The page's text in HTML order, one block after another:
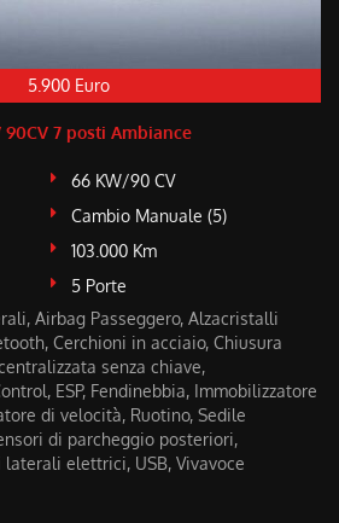
5.900 Euro
90CV 7 posti Ambiance
66 KW/90 CV
Cambio Manuale (5)
103.000 Km
5 Porte
Airbag Passeggero, Alzacristalli
Cerchioni in acciaio, Chiusura
senza chiave,
ESP, Fendinebbia, Immobilizzatore
di velocità, Ruotino, Sedile
di parcheggio posteriori,
laterali elettrici, USB, Vivavoce